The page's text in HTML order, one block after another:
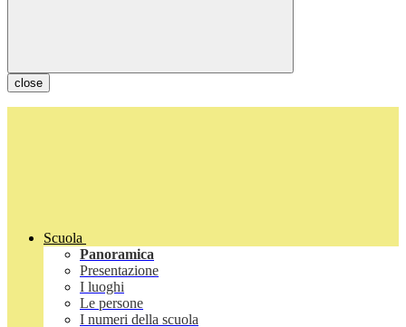
close
Scuola
Panoramica
Presentazione
I luoghi
Le persone
I numeri della scuola